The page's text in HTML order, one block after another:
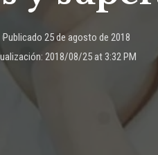
2018/08/25 at 3:32 PM
Publicado 25 de agosto de 2018